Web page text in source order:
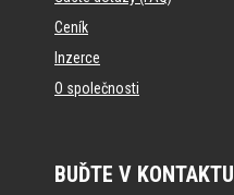
Ceník
Inzerce
O společnosti
BUĎTE V KONTAKTU